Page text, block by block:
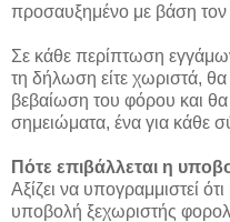
προσαυξημένο με βάση τον
Σε κάθε περίπτωση
τη δήλωση είτε χωριστά, θα
βεβαίωση του φόρου και θα
σημειώματα, ένα για κάθε
Πότε επιβάλλεται η
Αξίζει να υπογραμμιστεί
υποβολή ξεχωριστής